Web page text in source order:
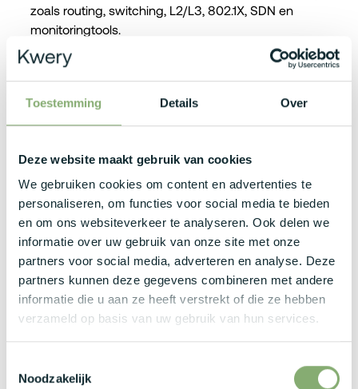
Toestemming Details Over
Deze website maakt gebruik van cookies
We gebruiken cookies om content en advertenties te
personaliseren, om functies voor social media te bieden
en om ons websiteverkeer te analyseren. Ook delen we
informatie over uw gebruik van onze site met onze
partners voor social media, adverteren en analyse. Deze
partners kunnen deze gegevens combineren met andere
informatie die u aan ze heeft verstrekt of die ze hebben
verzameld op basis van uw gebruik van hun services.
Noodzakelijk
zoals routing, switching, L2/L3, 802.1X, SDN en
monitoringtools.
Je werkt analytisch, gestructureerd en behoudt het
Wat bieden zij jou?
Een aantrekkelijk brutoloon tussen €3.500 en €5.800,
afgestemd op jouw ervaring en expertise.
Een bedrijfswagen met tankkaart of laadpas, plus alle
nodige tools zoals laptop, smartphone en abonnement.
aangevuld met maaltijd- en ecocheques.